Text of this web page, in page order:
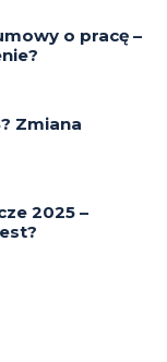
o pracę –
Zmiana
2025 –